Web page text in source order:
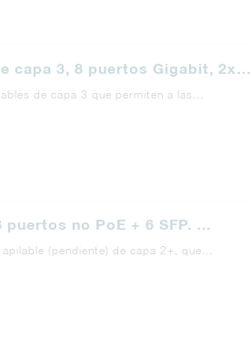
capa 3, 8 puertos Gigabit, 2x…
de capa 3 que permiten a las…
puertos no PoE + 6 SFP. …
(pendiente) de capa 2+, que…